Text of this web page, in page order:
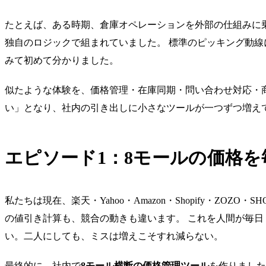
たとえば、ある時期、倉庫オペレーションを外部の仕組み
独自のロジックで組まれていました。 標準のピッキング動
みて初めて分かりました。
似たような体験を、価格管理・在庫同期・問い合わせ対応
い」となり、社内の引き出しに小さなツールが一つずつ増え
エピソード1：8モールの価格
私たちは現在、楽天・Yahoo・Amazon・Shopify・ZOZO・
の値引き計算も、競合の動きも違います。 これを人間が毎
い。二人にしても、ミスは増えこそすれ減らない。